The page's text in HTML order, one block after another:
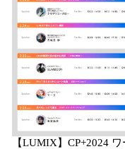
【LUMIX】CP+2024